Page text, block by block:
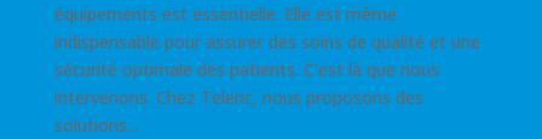
équipements est essentielle. Elle est même
indispensable pour assurer des soins de qualité et une
sécurité optimale des patients. C’est là que nous
intervenons. Chez Teleric, nous proposons des
solutions...